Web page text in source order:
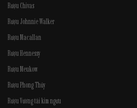
Rượu Chivas
Rượu Johnnie Walker
Rượu Macallan
Rượu Hennessy
Rượu Meukow
Rượu Phong Thủy
Rượu Vương tài kim ngưu